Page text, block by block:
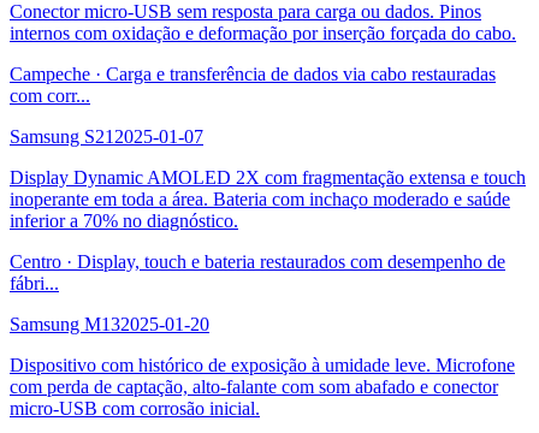
Conector micro-USB sem resposta para carga ou dados. Pinos
internos com oxidação e deformação por inserção forçada do cabo.
Campeche · Carga e transferência de dados via cabo restauradas
com corr...
Samsung S21 2025-01-07
Display Dynamic AMOLED 2X com fragmentação extensa e touch
inoperante em toda a área. Bateria com inchaço moderado e saúde
inferior a 70% no diagnóstico.
Centro · Display, touch e bateria restaurados com desempenho de
fábri...
Samsung M132025-01-20
Dispositivo com histórico de exposição à umidade leve. Microfone
com perda de captação, alto-falante com som abafado e conector
micro-USB com corrosão inicial.